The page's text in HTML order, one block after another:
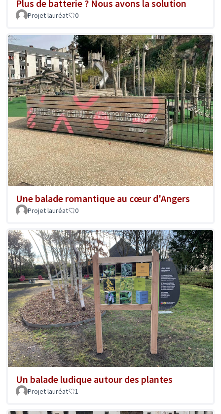
Plus de batterie ? Nous avons la solution
Projet lauréat 0
Une balade romantique au cœur d'Angers
Projet lauréat 0
Un balade ludique autour des plantes
Projet lauréat 1